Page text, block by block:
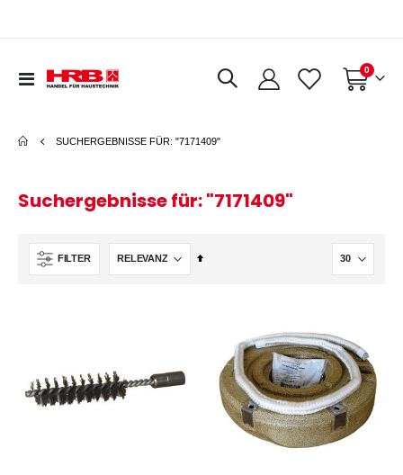
Navigation
Warenkorb
0Artikel
SUCHERGEBNISSE FÜR: "7171409"
Suchergebnisse für: "7171409"
FILTER
In